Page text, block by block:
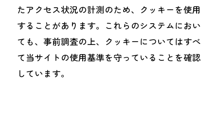
たアクセス状況の計測のため、クッキーを使用
することがあります。これらのシステムにおい
ても、事前調査の上、クッキーについてはすべ
て当サイトの使用基準を守っていることを確認
しています。